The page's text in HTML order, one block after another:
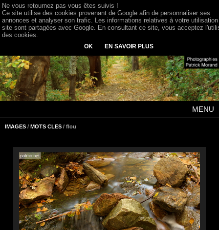
MENU
IMAGES / MOTS CLES / flou
Ne vous retournez pas vous êtes suivis !
Ce site utilise des cookies provenant de Google afin de personnaliser ses
annonces et analyser son trafic. Les informations relatives à votre
site sont partagées avec Google. En consultant ce site, vous acceptez
des cookies.
OK EN SAVOIR PLUS